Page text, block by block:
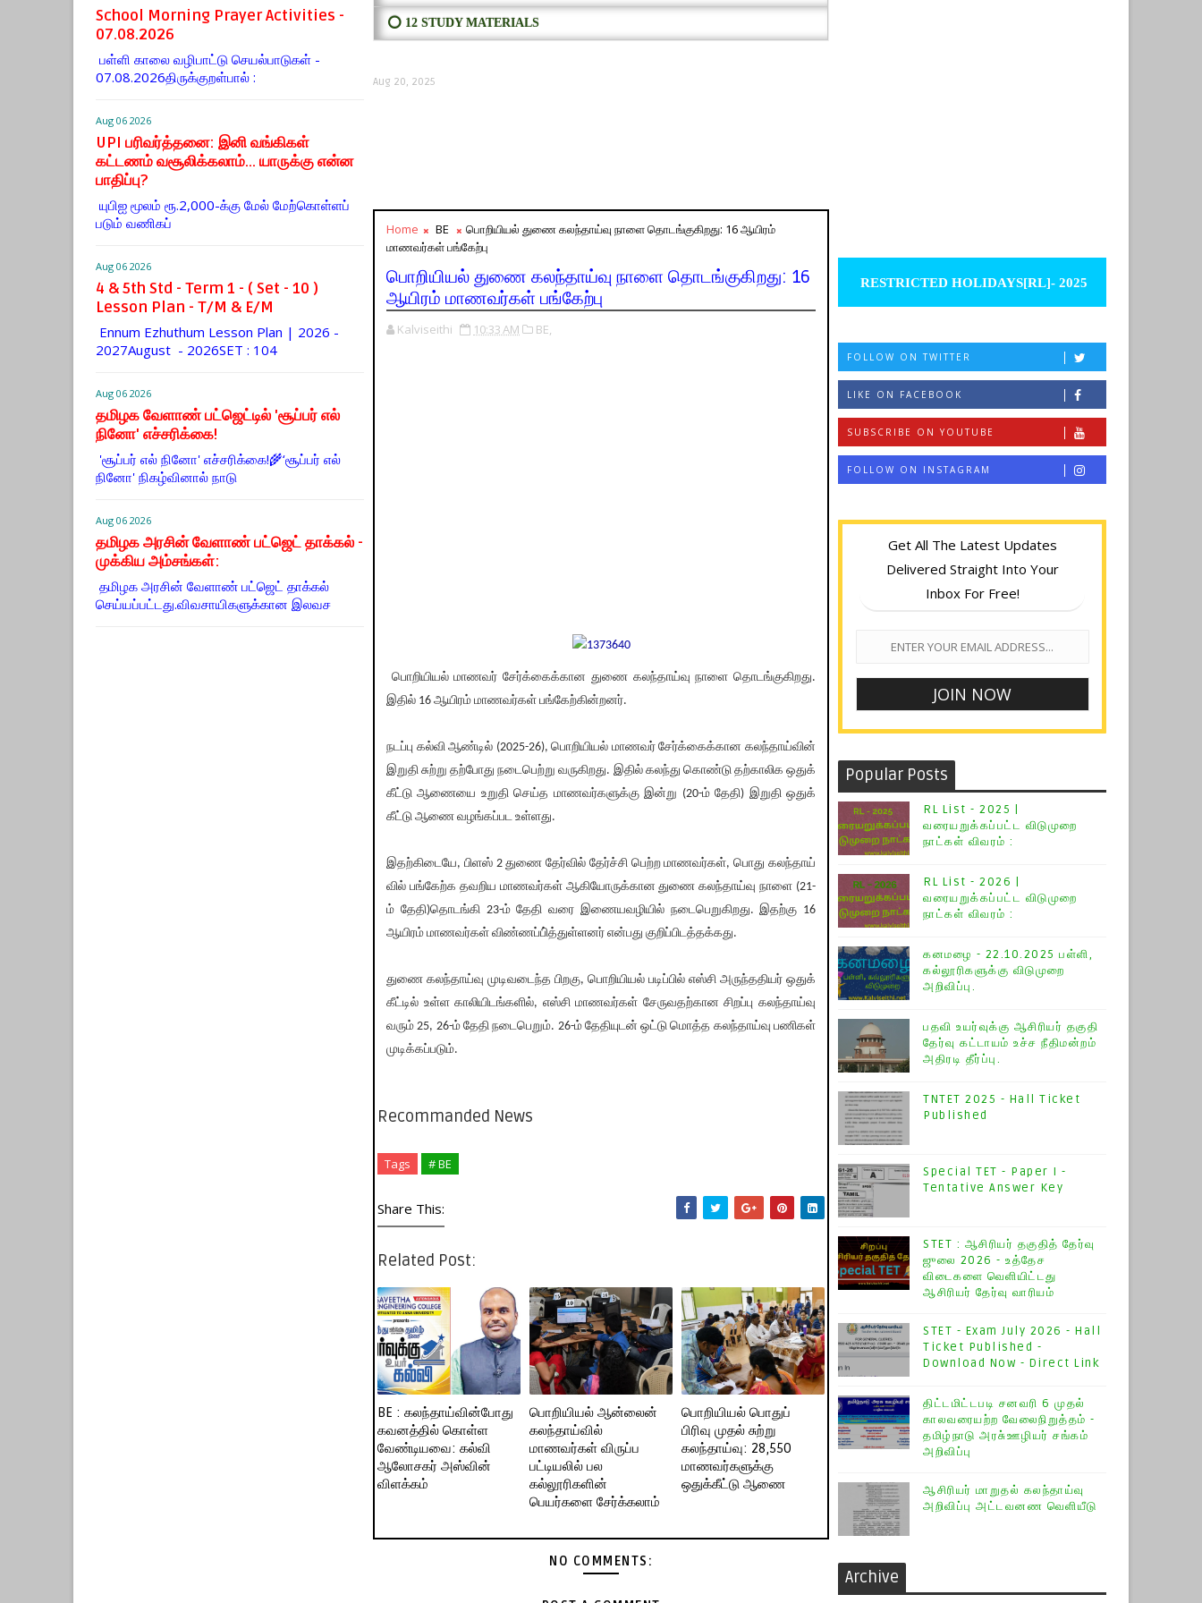
School Morning Prayer Activities -
07.08.2026
பள்ளி காலை வழிபாட்டு செயல்பாடுகள் -
07.08.2026திருக்குறள்பால் :
Aug 06 2026
UPI பரிவர்த்தனை: இனி வங்கிகள்
கட்டணம் வசூலிக்கலாம்... யாருக்கு என்ன
பாதிப்பு?
யுபிஐ மூலம் ரூ.2,000-க்கு மேல் மேற்​கொள்​ளப்​
படும் வணி​கப்
Aug 06 2026
4 & 5th Std - Term 1 - ( Set - 10 )
Lesson Plan - T/M & E/M
Ennum Ezhuthum Lesson Plan | 2026 -
2027August - 2026SET : 104
Aug 06 2026
தமிழக வேளாண் பட்ஜெட்டில் 'சூப்பர் எல்
நினோ' எச்சரிக்கை!
'சூப்பர் எல் நினோ' எச்சரிக்கை!🌾‘சூப்பர் எல்
நினோ' நிகழ்வினால் நாடு
Aug 06 2026
தமிழக அரசின் வேளாண் பட்ஜெட் தாக்கல் -
முக்கிய அம்சங்கள்:
தமிழக அரசின் வேளாண் பட்ஜெட் தாக்கல்
செய்யப்பட்டது.விவசாயிகளுக்கான இலவச
⭕ 12 STUDY MATERIALS
Aug 20, 2025
Home BE
பொறியியல் துணை கலந்தாய்வு நாளை தொடங்குகிறது: 16 ஆயிரம்
மாணவர்கள் பங்கேற்பு
பொறியியல் துணை கலந்தாய்வு நாளை தொடங்குகிறது: 16
ஆயிரம் மாணவர்கள் பங்கேற்பு
Kalviseithi 10:33 AM BE,
பொறி​யியல் மாணவர் சேர்க்​கைக்​கான துணை கலந்​தாய்வு நாளை தொடங்​கு​கிறது.
இதில் 16 ஆயிரம் மாணவர்​கள் பங்​கேற்​கின்​றனர்.
நடப்பு கல்வி ஆண்​டில் (2025-26), பொறி​யியல் மாணவர் சேர்க்​கைக்​கான கலந்​தாய்​வின்
இறுதி சுற்று தற்​போது நடை​பெற்று வரு​கிறது. இதில் கலந்​து கொண்டு தற்​காலிக ஒதுக்​
கீட்டு ஆணையை உறுதி செய்த மாணவர்​களுக்கு இன்று (20-ம் தேதி) இறுதி ஒதுக்​
கீட்டு ஆணை வழங்​கப்பட உள்​ளது.
இதற்​கிடையே, பிளஸ் 2 துணை தேர்​வில் தேர்ச்சி பெற்ற மாணவர்​கள், பொது கலந்​தாய்​
வில் பங்​கேற்க தவறிய மாணவர்​கள் ஆகியோ​ருக்​கான துணை கலந்​தாய்வு நாளை (21-
ம் தேதி)தொடங்கி 23-ம் தேதி வரை இணை​ய​வழி​யில் நடை​பெறுகிறது. இதற்கு 16
ஆயிரம் மாணவர்​கள் விண்​ணப்​பி்த்​துள்​ளனர் என்​பது குறிப்​பிடத்​தக்​கது.
துணை கலந்​தாய்வு முடிவடைந்த பிறகு, பொறி​யியல் படிப்​பில் எஸ்சி அருந்​த​தி​யர் ஒதுக்​
கீட்​டில் உள்ள காலி​யிடங்​களில், எஸ்சி மாணவர்​கள் சேரு​வதற்​கான சிறப்பு கலந்​தாய்வு
வரும் 25, 26-ம் தேதி நடை​பெறும். 26-ம் தேதி​யுடன் ஒட்டு மொத்த கலந்​தாய்வு பணி​கள்​
முடிக்​கப்​படும்​.
Recommanded News
Tags # BE
Share This:
Related Post:
BE : கலந்தாய்வின்போது
கவனத்தில் கொள்ள
வேண்டியவை: கல்வி
ஆலோசகர் அஸ்வின்
விளக்கம்
பொறியியல் ஆன்லைன்
கலந்தாய்வில்
மாணவர்கள் விருப்ப
பட்டியலில் பல
கல்லூரிகளின்
பெயர்களை சேர்க்கலாம்
பொறியியல் பொதுப்
பிரிவு முதல் சுற்று
கலந்தாய்வு: 28,550
மாணவர்களுக்கு
ஒதுக்கீட்டு ஆணை
NO COMMENTS:
RESTRICTED HOLIDAYS[RL]- 2025
FOLLOW ON TWITTER
LIKE ON FACEBOOK
SUBSCRIBE ON YOUTUBE
FOLLOW ON INSTAGRAM
Get All The Latest Updates
Delivered Straight Into Your
Inbox For Free!
Popular Posts
RL List - 2025 |
வரையறுக்கப்பட்ட விடுமுறை
நாட்கள் விவரம் :
RL List - 2026 |
வரையறுக்கப்பட்ட விடுமுறை
நாட்கள் விவரம் :
கனமழை - 22.10.2025 பள்ளி,
கல்லூரிகளுக்கு விடுமுறை
அறிவிப்பு.
பதவி உயர்வுக்கு ஆசிரியர் தகுதி
தேர்வு கட்டாயம் உச்ச நீதிமன்றம்
அதிரடி தீர்ப்பு.
TNTET 2025 - Hall Ticket
Published
Special TET - Paper I -
Tentative Answer Key
STET : ஆசிரியர் தகுதித் தேர்வு
ஜுலை 2026 - உத்தேச
விடைகளை வெளியிட்டது
ஆசிரியர் தேர்வு வாரியம்
STET - Exam July 2026 - Hall
Ticket Published -
Download Now - Direct Link
திட்டமிட்டபடி சனவரி 6 முதல்
காலவரையற்ற வேலைநிறுத்தம் -
தமிழ்நாடு அரசு்ஊழியர் சங்கம்
அறிவிப்பு
ஆசிரியர் மாறுதல் கலந்தாய்வு
அறிவிப்பு அட்டவனண வெளியீடு
Archive